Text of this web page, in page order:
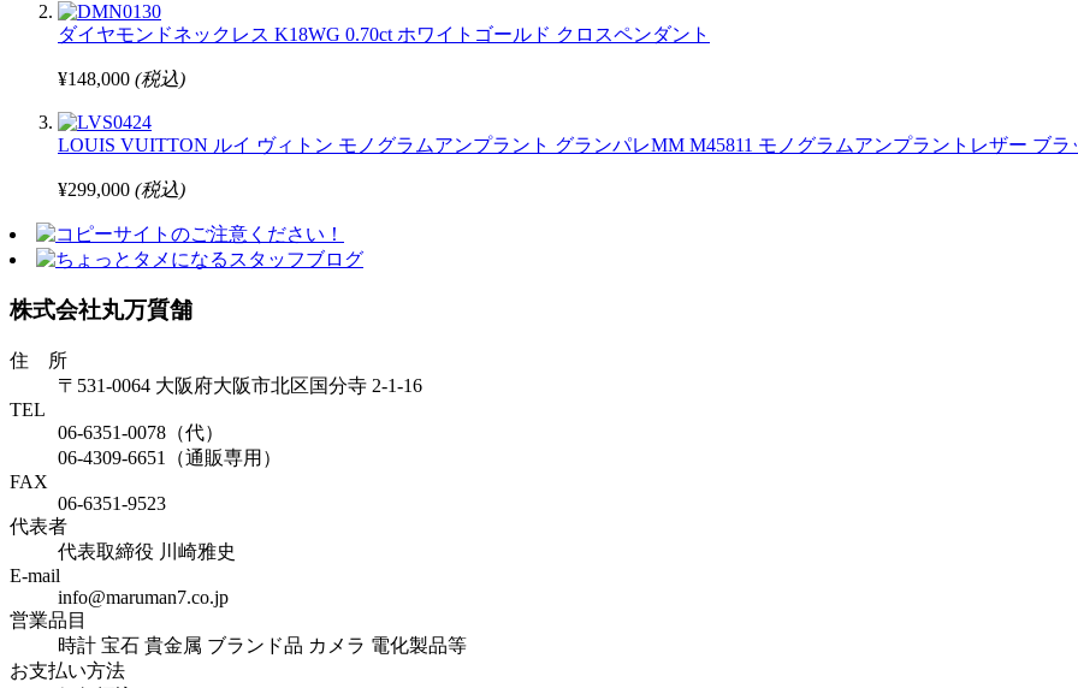
ダイヤモンドネックレス K18WG 0.70ct ホワイトゴールド クロスペンダント
¥148,000 (税込)
LOUIS VUITTON ルイ ヴィトン モノグラムアンプラント グランパレMM M45811 モノグラムアンプラントレザー ブ
¥299,000 (税込)
株式会社丸万質舗
住 所
〒531-0064 大阪府大阪市北区国分寺 2-1-16
TEL
06-6351-0078（代）
06-4309-6651（通販専用）
FAX
06-6351-9523
代表者
代表取締役 川崎雅史
E-mail
info@maruman7.co.jp
営業品目
時計 宝石 貴金属 ブランド品 カメラ 電化製品等
お支払い方法